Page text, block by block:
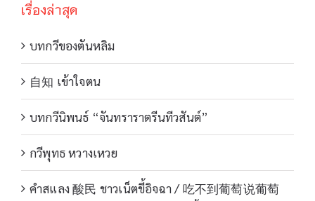
เรื่องล่าสุด
บทกวีของตันหลิม
自知 เข้าใจตน
บทกวีนิพนธ์ “จันทราราตรีนทีวสันต์”
กวีพุทธ หวางเหวย
คำสแลง 酸民 ชาวเน็ตขี้อิจฉา / 吃不到葡萄说葡萄